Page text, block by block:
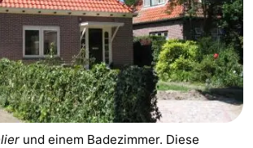
und einem Badezimmer. Diese